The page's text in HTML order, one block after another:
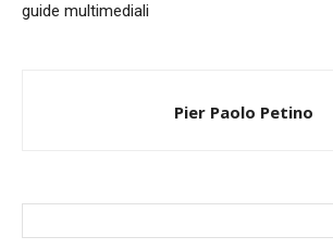
guide multimediali
Pier Paolo Petino